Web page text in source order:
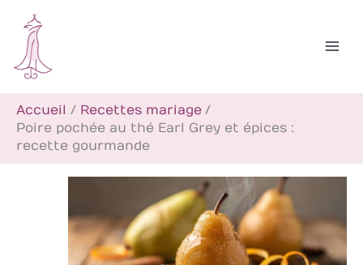
contenu
Accueil
Recettes mariage
Poire pochée au thé Earl Grey et épices :
recette gourmande
c
h
e
r
c